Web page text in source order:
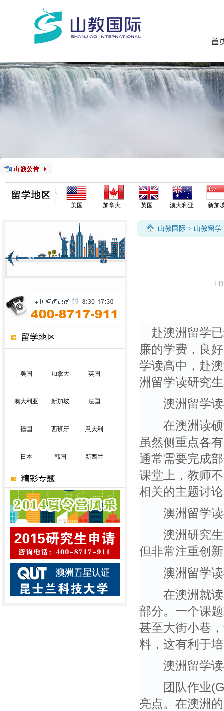
美国 加拿大 英国 澳大利亚 新加
美国 加拿大 英国
澳大利亚 新加坡 法国
德国 西班牙 意大利
日本 韩国 新西兰
山教国际 > 山教留学
143
赴澳洲留学已
廉的学费，良
学读高中，赴
洲留学读研究
澳洲留学读
在澳洲读硕
虽然侧重点各
通常需要完成
课堂上，教师
相关的主题讨
澳洲留学读
澳洲研究生
但非常注重创
澳洲留学读
在澳洲就读
部分。一个课
甚至大街小巷
料，这有利于
澳洲留学读
团队作业
亮点。在澳洲